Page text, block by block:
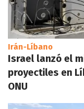
Irán-Líbano
Israel lanzó el
proyectiles en
ONU